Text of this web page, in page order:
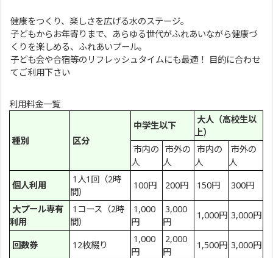
健康をつくり、楽しさを広げる水のステージ。
子どもからお年寄りまで、あらゆる世代がふれあいながら健康づ
くりを楽しめる、ふれあいプール。
子ども会や合宿等のリフレッシュタイムにも最適！ 目的に合わせ
てご利用下さい
利用料金一覧
種別 区分
中学生以下
大人（高校生以
上）
市内の
人
市外の
人
市内の
人
市外の
人
個人利用
1人1回（2時
間）
100円 200円 150円 300円
大プール専有
利用
1コース（2時
間）
1,000
円
3,000
円
1,000円 3,000円
回数券 12枚綴り
1,000
円
2,000
円
1,500円 3,000円